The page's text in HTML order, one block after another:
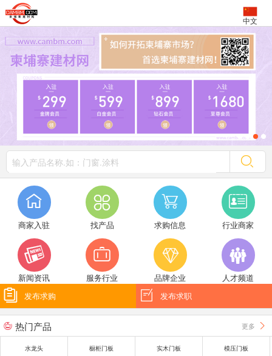
中文

商家入驻

找产品

求购信息

行业商家

新闻资讯

服务行业

品牌企业

人才频道
 发布求购  发布求职
 热门产品 更多 
水龙头 橱柜门板 实木门板 模压门板